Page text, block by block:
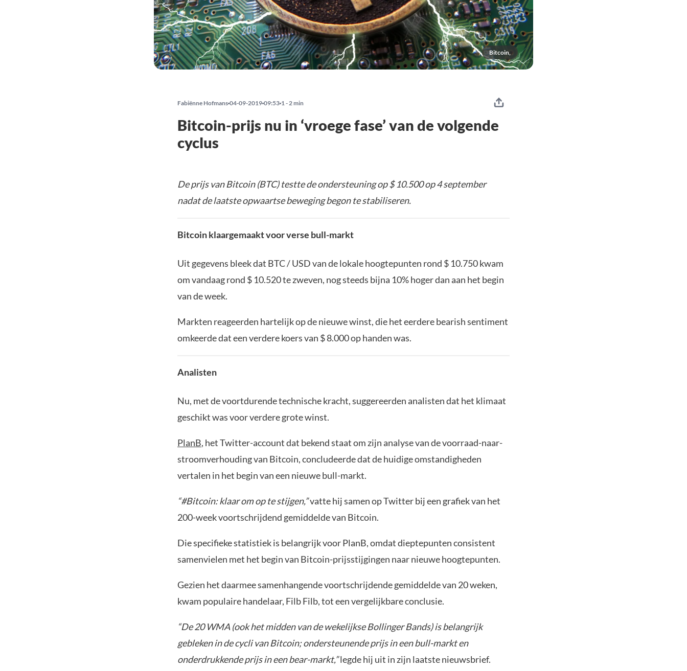
Bitcoin,
Fabiënne Hofmans 04-09-2019 09:53 1 - 2 min
Bitcoin-prijs nu in ‘vroege fase’ van de volgende
cyclus
De prijs van Bitcoin (BTC) testte de ondersteuning op $ 10.500 op 4 september
nadat de laatste opwaartse beweging begon te stabiliseren.
Bitcoin klaargemaakt voor verse bull-markt
Uit gegevens bleek dat BTC / USD van de lokale hoogtepunten rond $ 10.750 kwam
om vandaag rond $ 10.520 te zweven, nog steeds bijna 10% hoger dan aan het begin
van de week.
Markten reageerden hartelijk op de nieuwe winst, die het eerdere bearish sentiment
omkeerde dat een verdere koers van $ 8.000 op handen was.
Analisten
Nu, met de voortdurende technische kracht, suggereerden analisten dat het klimaat
geschikt was voor verdere grote winst.
PlanB, het Twitter-account dat bekend staat om zijn analyse van de voorraad-naar-
stroomverhouding van Bitcoin, concludeerde dat de huidige omstandigheden
vertalen in het begin van een nieuwe bull-markt.
“#Bitcoin: klaar om op te stijgen,”vatte hij samen op Twitter bij een grafiek van het
200-week voortschrijdend gemiddelde van Bitcoin.
Die specifieke statistiek is belangrijk voor PlanB, omdat dieptepunten consistent
samenvielen met het begin van Bitcoin-prijsstijgingen naar nieuwe hoogtepunten.
Gezien het daarmee samenhangende voortschrijdende gemiddelde van 20 weken,
kwam populaire handelaar, Filb Filb, tot een vergelijkbare conclusie.
“De 20 WMA (ook het midden van de wekelijkse Bollinger Bands) is belangrijk
gebleken in de cycli van Bitcoin; ondersteunende prijs in een bull-markt en
onderdrukkende prijs in een bear-markt,”legde hij uit in zijn laatste nieuwsbrief.